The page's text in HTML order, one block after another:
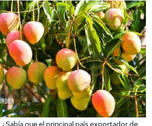
que el principal país exportador de